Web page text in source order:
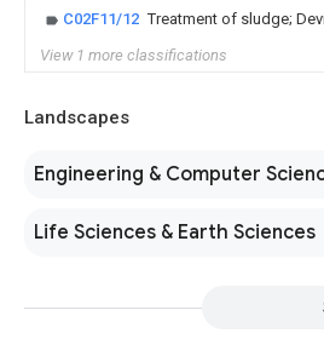
C02F11/12 Treatment of sludge;
View 1 more classifications
Landscapes
Engineering & Computer
Life Sciences & Earth Sciences